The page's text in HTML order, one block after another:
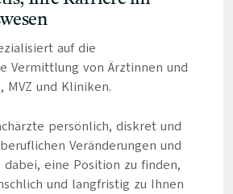
auf die
Vermittlung von Ärztinnen und
MVZ und Kliniken.
persönlich, diskret und
Veränderungen und
eine Position zu finden,
und langfristig zu Ihnen